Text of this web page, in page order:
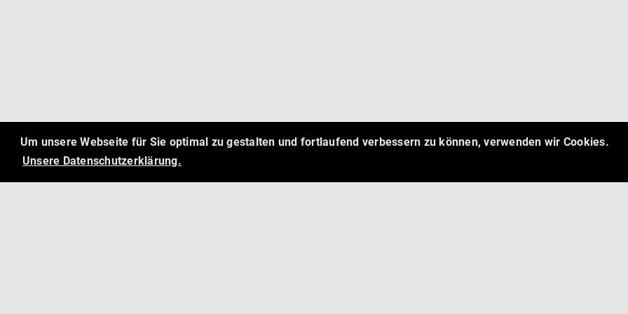
Um unsere Webseite für Sie optimal zu gestalten und fortlaufend verbessern zu können, verwenden wir Cookies.
Unsere Datenschutzerklärung.